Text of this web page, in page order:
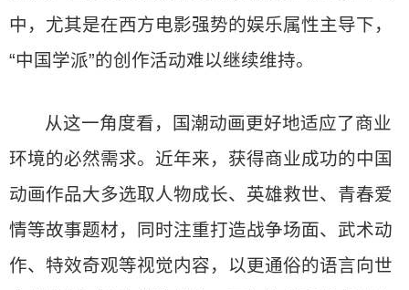
中，尤其是在西方电影强势的娱乐属性主导下，
“中国学派”的创作活动难以继续维持。
从这一角度看，国潮动画更好地适应了商业
环境的必然需求。近年来，获得商业成功的中国
动画作品大多选取人物成长、英雄救世、青春爱
情等故事题材，同时注重打造战争场面、武术动
作、特效奇观等视觉内容，以更通俗的语言向世